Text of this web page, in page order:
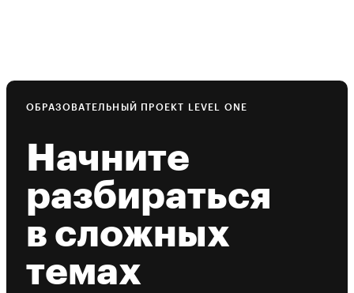
ОБРАЗОВАТЕЛЬНЫЙ ПРОЕКТ LEVEL ONE
Начните
разбираться
в сложных
темах